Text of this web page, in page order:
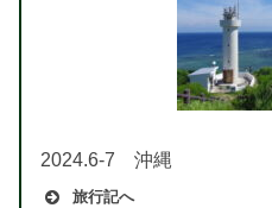
2024.6-7 沖縄
旅行記へ